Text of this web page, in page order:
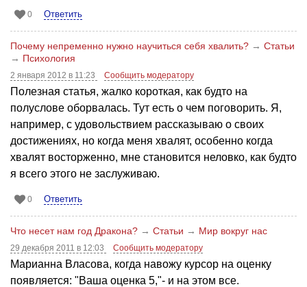
0 Ответить
Почему непременно нужно научиться себя хвалить? → Статьи
→ Психология
2 января 2012 в 11:23 Сообщить модератору
Полезная статья, жалко короткая, как будто на
полуслове оборвалась. Тут есть о чем поговорить. Я,
например, с удовольствием рассказываю о своих
достижениях, но когда меня хвалят, особенно когда
хвалят восторженно, мне становится неловко, как будто
я всего этого не заслуживаю.
0 Ответить
Что несет нам год Дракона? → Статьи → Мир вокруг нас
29 декабря 2011 в 12:03 Сообщить модератору
Марианна Власова, когда навожу курсор на оценку
появляется: "Ваша оценка 5,"- и на этом все.